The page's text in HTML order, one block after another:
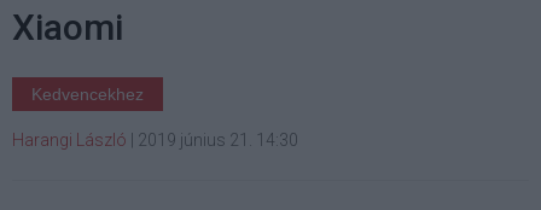
Xiaomi
Kedvencekhez
Harangi László 2019 június 21. 14:30